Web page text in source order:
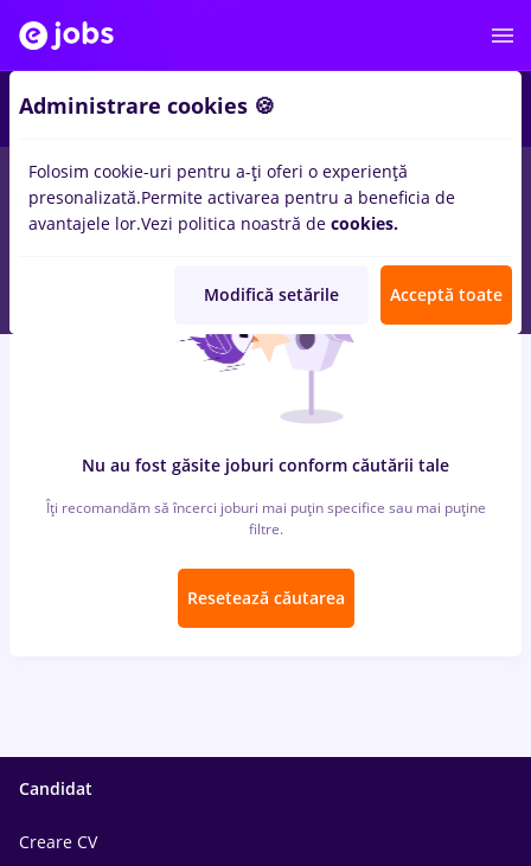
locuri de muncacu salarii eyinStrainatatepentru
Fara experientainTransport / Distributie, IT / Telecom
Nu au fost găsite joburi conform căutării tale
Îți recomandăm să încerci joburi mai puțin specifice sau mai puține
filtre.
Resetează căutarea
Candidat
Creare CV
Administrare cookies 🍪
Folosim cookie-uri pentru a-ți oferi o experiență
presonalizată.Permite activarea pentru a beneficia de
avantajele lor.Vezi politica noastră de cookies.
Modifică setările Acceptă toate